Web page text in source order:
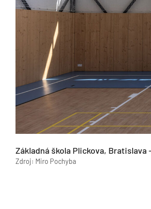
Základná škola Plickova, Bratislava
Zdroj: Miro Pochyba